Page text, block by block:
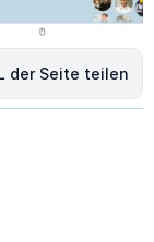
der Seite teilen